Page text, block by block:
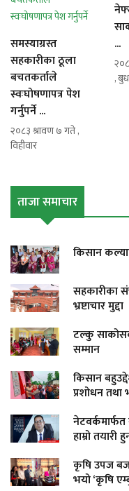
समस्याग्रस्त
सहकारीका ठूला
बचतकर्ताले
स्वःघोषणापत्र पेश
गर्नुपर्ने ...
२०८३ श्रावण ७ गते ,
विहीवार
...
,
ताजा समाचार
किसान
सहकारीका
भ्रष्टाचार मुद्दा
टल्कु
सम्मान
किसान
प्रशोधन
हाम्रो तयारी
कृषि उपज
भयो ‘कृषि